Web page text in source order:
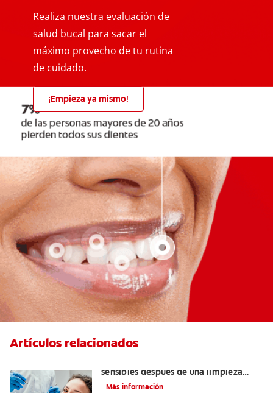
Realiza nuestra evaluación de
salud bucal para sacar el
máximo provecho de tu rutina
de cuidado.
¡Empieza ya mismo!
Artículos relacionados
sensibles después de una limpieza
dental?
Más información